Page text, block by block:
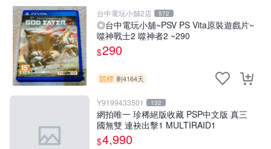
台中電玩小舖2店 572
◎台中電玩小舖~PSV PS Vita原裝遊戲片~
噬神戰士2 噬神者2 ~290
$290
競標 剩4164天
Y9199433501 132
網拍唯一 珍稀絕版收藏 PSP中文版 真三
國無雙 連袂出擊1 MULTIRAID1
$4,990